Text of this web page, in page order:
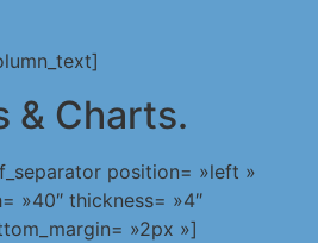
& Charts.
position= »left »
»40″ thickness= »4″
»2px »]